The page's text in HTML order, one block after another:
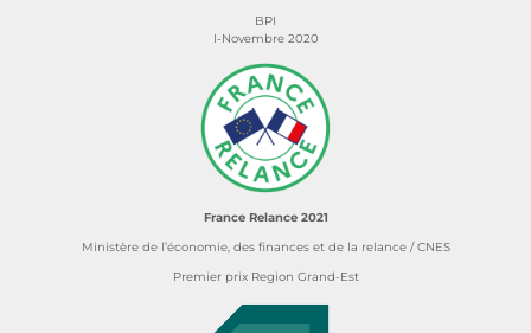
BPI
I-Novembre 2020
France Relance 2021
Ministère de l’économie, des finances et de la relance / CNES
Premier prix Region Grand-Est